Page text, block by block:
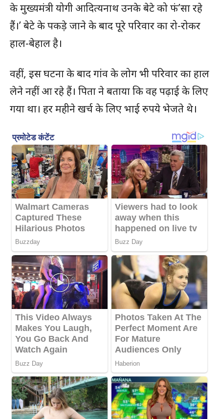
के मुख्यमंत्री योगी आदित्यनाथ उनके बेटे को फं’सा रहे
हैं।’ बेटे के पकड़े जाने के बाद पूरे परिवार का रो-रोकर
हाल-बेहाल है।
वहीं, इस घटना के बाद गांव के लोग भी परिवार का हाल
लेने नहीं आ रहे हैं। पिता ने बताया कि वह पढ़ाई के लिए
गया था। हर महीने खर्च के लिए भाई रुपये भेजते थे।